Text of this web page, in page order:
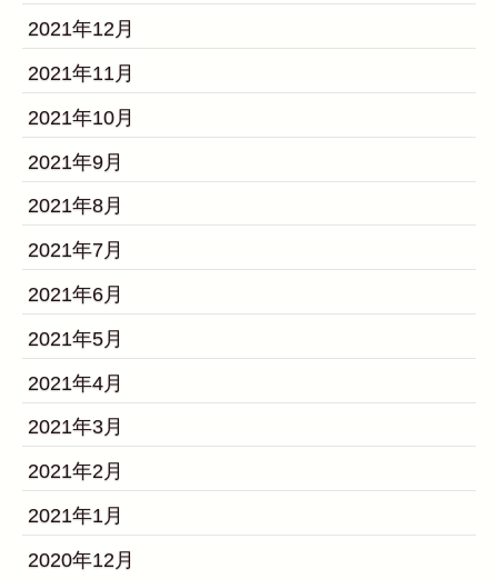
2021年12月
2021年11月
2021年10月
2021年9月
2021年8月
2021年7月
2021年6月
2021年5月
2021年4月
2021年3月
2021年2月
2021年1月
2020年12月